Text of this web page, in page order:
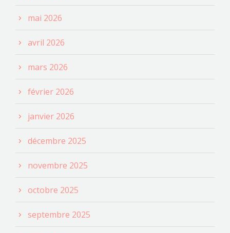
mai 2026
avril 2026
mars 2026
février 2026
janvier 2026
décembre 2025
novembre 2025
octobre 2025
septembre 2025